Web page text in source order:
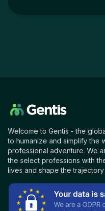
Welcome to Gentis - the
to humanize and simplify the
professional adventure. We
the select professions with
lives and shape the